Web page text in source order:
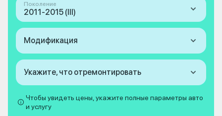
Поколение
2011-2015 (III)
Модификация
Укажите, что отремонтировать
Чтобы увидеть цены, укажите полные параметры авто
и услугу